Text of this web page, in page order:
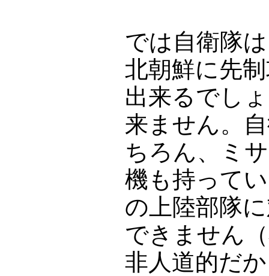
では自衛隊
北朝鮮に先
出来るでし
来ません。
ちろん、ミ
機も持って
の上陸部隊
できません
非人道的だ